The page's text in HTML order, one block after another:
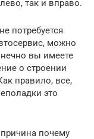
так и вправо.
потребуется
можно
вы имеете
о строении
правило, все,
это
причина почему